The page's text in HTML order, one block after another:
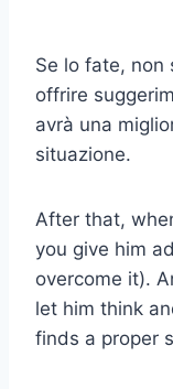
Se lo fate, non
offrire
avrà una
situazione.
After that,
you give him
overcome it).
let him think
finds a proper